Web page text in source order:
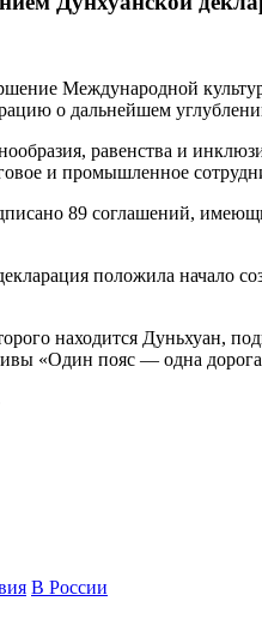
Международной
о дальнейшем
равенства и
и промышленное
89 соглашений,
положила начало
находится Дуньхуан,
«Один пояс — одна
В России